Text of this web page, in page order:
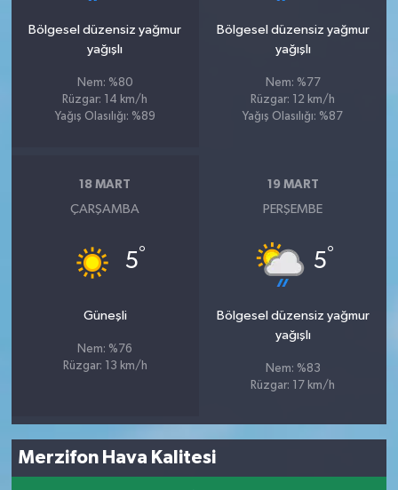
Bölgesel düzensiz yağmur
yağışlı
Nem: %80
Rüzgar: 14 km/h
Yağış Olasılığı: %89
Bölgesel düzensiz yağmur
yağışlı
Nem: %77
Rüzgar: 12 km/h
Yağış Olasılığı: %87
18 MART
ÇARŞAMBA
5°
Güneşli
Nem: %76
Rüzgar: 13 km/h
19 MART
PERŞEMBE
5°
Bölgesel düzensiz yağmur
yağışlı
Nem: %83
Rüzgar: 17 km/h
Merzifon Hava Kalitesi